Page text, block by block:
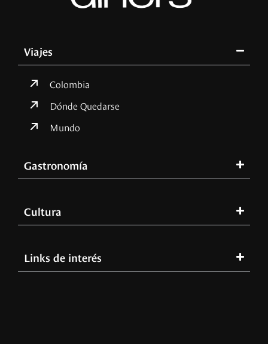
Viajes
Colombia
Dónde Quedarse
Mundo
Gastronomía
Cultura
Links de interés